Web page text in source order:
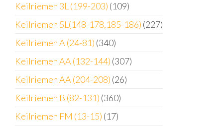
Keilriemen 3L (199-203) (109)
Keilriemen 5L(148-178,185-186) (227)
Keilriemen A (24-81) (340)
Keilriemen AA (132-144) (307)
Keilriemen AA (204-208) (26)
Keilriemen B (82-131) (360)
Keilriemen FM (13-15) (17)